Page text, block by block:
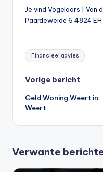
Je vind Vogelaars | Van
Paardeweide 6 4824 EH
Tags:
Financieel advies
Bericht
navigatie
Vorige bericht
Geld Woning Weert in
Weert
Verwante